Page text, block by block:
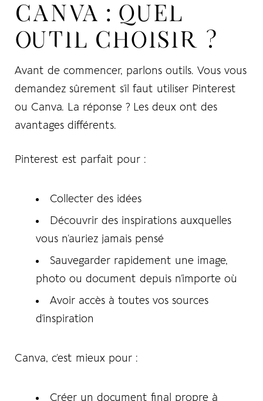
CANVA : QUEL
OUTIL CHOISIR ?
Avant de commencer, parlons outils. Vous vous
demandez sûrement s’il faut utiliser Pinterest
ou Canva. La réponse ? Les deux ont des
avantages différents.
Pinterest est parfait pour :
Collecter des idées
Découvrir des inspirations auxquelles
vous n’auriez jamais pensé
Sauvegarder rapidement une image,
photo ou document depuis n’importe où
Avoir accès à toutes vos sources
d’inspiration
Canva, c’est mieux pour :
Créer un document final propre à